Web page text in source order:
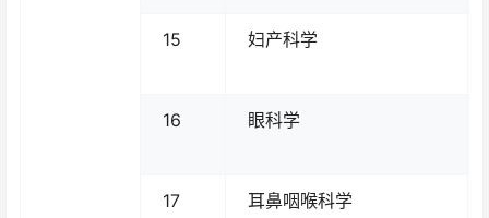
15 妇产科学
16 眼科学
17 耳鼻咽喉科学